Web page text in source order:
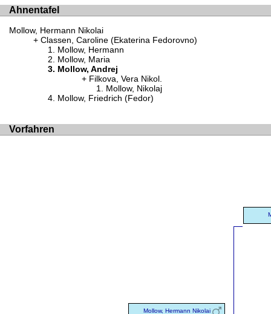
Ahnentafel
Mollow, Hermann Nikolai
Classen, Caroline (Ekaterina Fedorovno)
Mollow, Hermann
Mollow, Maria
Mollow, Andrej
Filkova, Vera Nikol.
Mollow, Nikolaj
Mollow, Friedrich (Fedor)
Vorfahren
Mollow, Hermann Nikolai